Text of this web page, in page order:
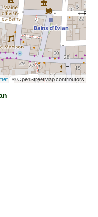
| © OpenStreetMap contributors